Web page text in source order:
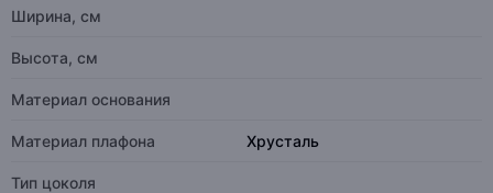
Ширина, см
Высота, см
Материал основания
Материал плафона Хрусталь
Тип цоколя